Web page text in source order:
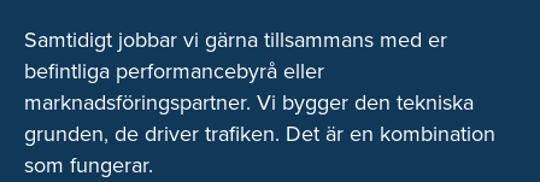
Samtidigt jobbar vi gärna tillsammans med er
befintliga performancebyrå eller
marknadsföringspartner. Vi bygger den tekniska
grunden, de driver trafiken. Det är en kombination
som fungerar.